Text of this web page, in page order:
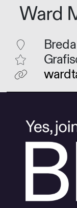
Ward
Breda